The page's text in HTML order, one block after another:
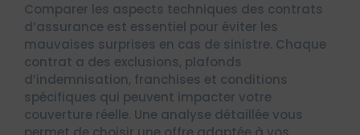
Comparer les aspects techniques des contrats
d’assurance est essentiel pour éviter les
mauvaises surprises en cas de sinistre. Chaque
contrat a des exclusions, plafonds
d’indemnisation, franchises et conditions
spécifiques qui peuvent impacter votre
couverture réelle. Une analyse détaillée vous